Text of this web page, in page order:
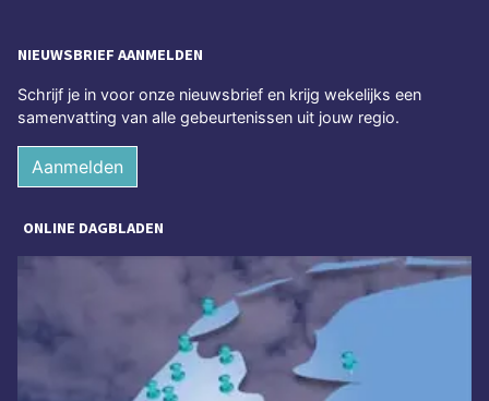
NIEUWSBRIEF AANMELDEN
Schrijf je in voor onze nieuwsbrief en krijg wekelijks een
samenvatting van alle gebeurtenissen uit jouw regio.
Aanmelden
ONLINE DAGBLADEN